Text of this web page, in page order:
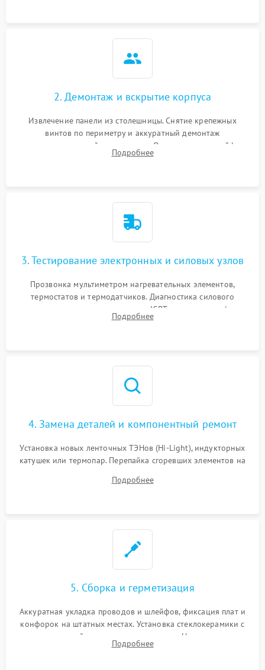
2. Демонтаж и вскрытие корпуса
Извлечение панели из столешницы. Снятие крепежных
винтов по периметру и аккуратный демонтаж
стеклокерамической поверхности. Отсоединение шлейфов
сенсорного блока для доступа к силовым платам, катушкам
Подробнее
3. Тестирование электронных и силовых узлов
Прозвонка мультиметром нагревательных элементов,
термостатов и термодатчиков. Диагностика силового
модуля, реле, диодных мостов и IGBT-транзисторов (для
индукции). Проверка кранов и газ-контроля (для газовых
Подробнее
4. Замена деталей и компонентный ремонт
Установка новых ленточных ТЭНов (Hi-Light), индукторных
катушек или термопар. Перепайка сгоревших элементов на
дорожек. Очистка контактов и замена поврежденной
Подробнее
5. Сборка и герметизация
Аккуратная укладка проводов и шлейфов, фиксация плат и
конфорок на штатных местах. Установка стеклокерамики с
проверкой равномерности зазоров. Нанесение
термостойкого герметика или укладка уплотнительной
Подробнее